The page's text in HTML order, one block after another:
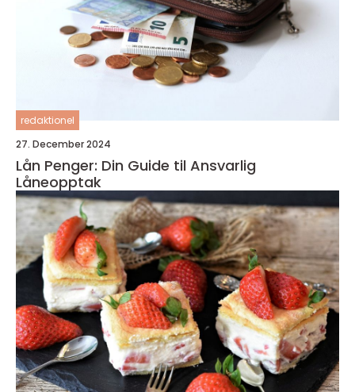
redaktionel
27. December 2024
Lån Penger: Din Guide til Ansvarlig
Låneopptak